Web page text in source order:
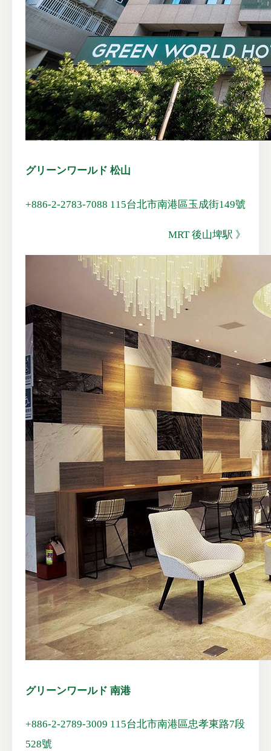
グリーンワールド 松山
+886-2-2783-7088 115台北市南港區玉成街149號
MRT 後山埤駅 》
グリーンワールド 南港
+886-2-2789-3009 115台北市南港區忠孝東路7段
528號